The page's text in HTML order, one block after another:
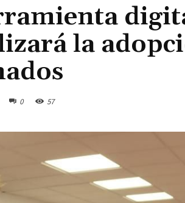
la
0 57